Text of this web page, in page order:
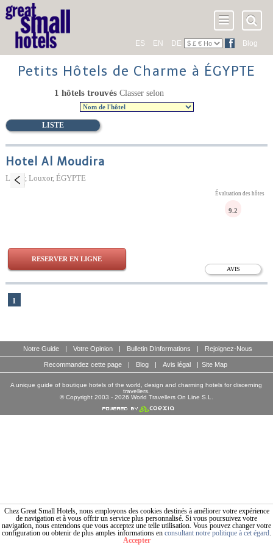
ES EN DE Blog
Petits Hôtels de Charme à ÉGYPTE
LISTE
1 hôtels trouvés Classer selon
Hotel Al Moudira
Luxor, Louxor, ÉGYPTE
AVIS
Évaluation des hôtes
9.2
RESERVER EN LIGNE
1
Notre Guide | Votre Opinion | Bulletin DInformations | Rejoignez-Nous
Recommandez cette page | Blog | Avis légal | Site Map
A unique guide of boutique hotels of the world, design and charming hotels for discerning
travellers.
© Copyright 2003 - 2026 World Travellers On Line S.L.
Chez Great Small Hotels, nous employons des cookies destinés à améliorer votre expérience
de navigation et à vous offrir un service plus personnalisé. Si vous poursuivez votre
navigation, nous entendons que vous acceptez une telle utilisation. Vous pouvez changer votre
configuration ou obtenir de plus amples informations en consultant notre politique à cet égard.
Accepter